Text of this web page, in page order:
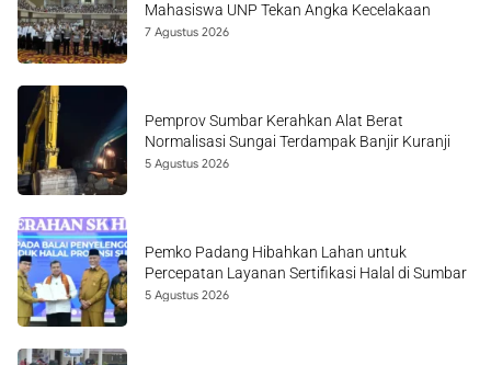
Mahasiswa UNP Tekan Angka Kecelakaan
7 Agustus 2026
Pemprov Sumbar Kerahkan Alat Berat
Normalisasi Sungai Terdampak Banjir Kuranji
5 Agustus 2026
Pemko Padang Hibahkan Lahan untuk
Percepatan Layanan Sertifikasi Halal di Sumbar
5 Agustus 2026